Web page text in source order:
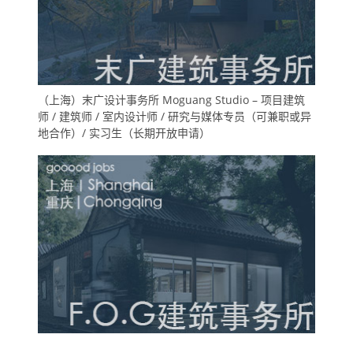
（上海）末广设计事务所 Moguang Studio – 项目建筑
师 / 建筑师 / 室内设计师 / 研究与媒体专员（可兼职或异
地合作）/ 实习生（长期开放申请）